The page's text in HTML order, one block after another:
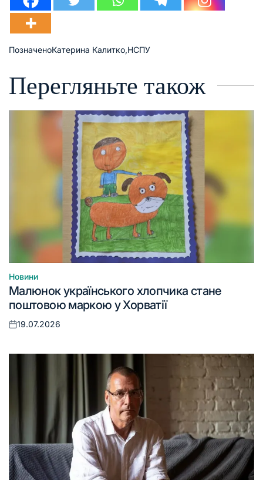
ПозначеноКатерина Калитко,НСПУ
Перегляньте також
Опублікувати
у
Новини
Малюнок українського хлопчика стане
поштовою маркою у Хорватії
Оприлюднено
19.07.2026